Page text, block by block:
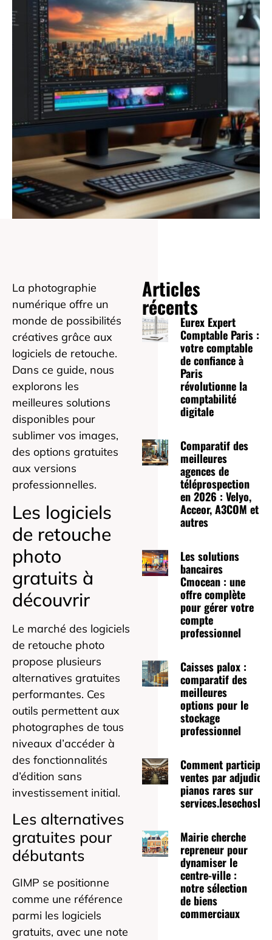
La photographie
numérique offre un
monde de possibilités
créatives grâce aux
logiciels de retouche.
Dans ce guide, nous
explorons les
meilleures solutions
disponibles pour
sublimer vos images,
des options gratuites
aux versions
professionnelles.
Les logiciels
de retouche
photo
gratuits à
découvrir
Le marché des logiciels
de retouche photo
propose plusieurs
alternatives gratuites
performantes. Ces
outils permettent aux
photographes de tous
niveaux d’accéder à
des fonctionnalités
d’édition sans
investissement initial.
Les alternatives
gratuites pour
débutants
GIMP se positionne
comme une référence
parmi les logiciels
gratuits, avec une note
Articles
récents
Eurex Expert
Comptable Paris :
votre comptable
de confiance à
Paris
révolutionne la
comptabilité
digitale
Comparatif des
meilleures
agences de
téléprospection
en 2026 : Velyo,
Acceor, A3COM et
autres
Les solutions
bancaires
Cmocean : une
offre complète
pour gérer votre
compte
professionnel
Caisses palox :
comparatif des
meilleures
options pour le
stockage
professionnel
Comment participer
ventes par
pianos rares sur
Mairie cherche
repreneur pour
dynamiser le
centre-ville :
notre sélection
de biens
commerciaux